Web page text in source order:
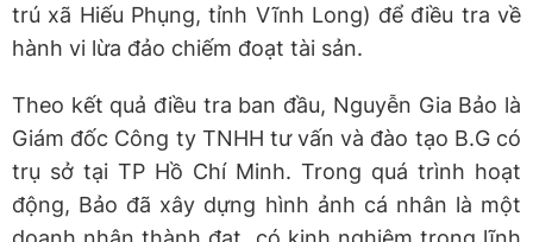
trú xã Hiếu Phụng, tỉnh Vĩnh Long) để điều tra về
hành vi lừa đảo chiếm đoạt tài sản.
Theo kết quả điều tra ban đầu, Nguyễn Gia Bảo là
Giám đốc Công ty TNHH tư vấn và đào tạo B.G có
trụ sở tại TP Hồ Chí Minh. Trong quá trình hoạt
động, Bảo đã xây dựng hình ảnh cá nhân là một